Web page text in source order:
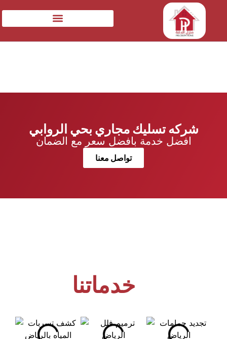
شركه تسليك مجاري بحي الروابي
افضل خدمة بافضل سعر مع الضمان
تواصل معنا
خدماتنا